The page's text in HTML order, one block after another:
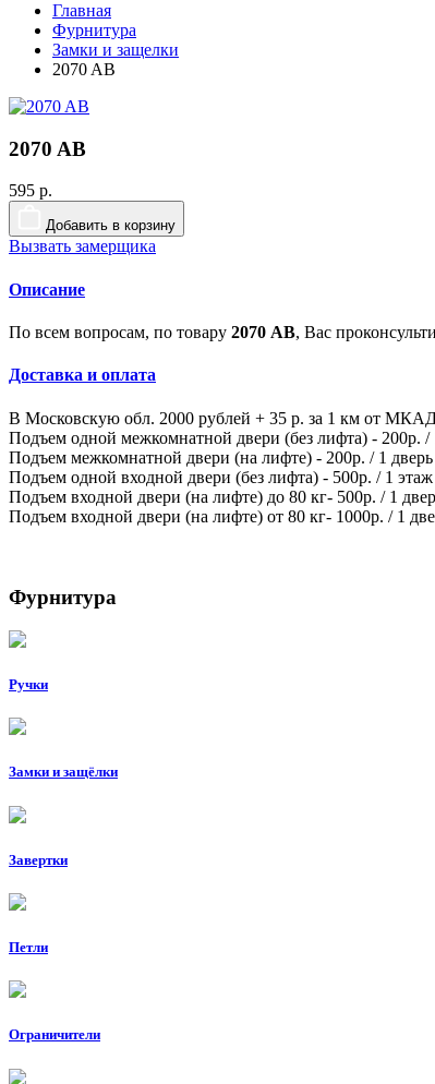
Главная
Фурнитура
Замки и защелки
2070 AB
2070 AB
595 р.
Добавить в корзину
Вызвать замерщика
Описание
По всем вопросам, по товару 2070 AB, Вас
Доставка и оплата
В Московскую обл. 2000 рублей + 35 р. за 1 км от
Подъем одной межкомнатной двери (без лифта) - 200р. /
Подъем межкомнатной двери (на лифте) - 200р. / 1 дверь
Подъем одной входной двери (без лифта) - 500р. / 1 этаж
Подъем входной двери (на лифте) до 80 кг- 500р. / 1
Подъем входной двери (на лифте) от 80 кг- 1000р. / 1
Фурнитура
Ручки
Замки и защёлки
Завертки
Петли
Ограничители